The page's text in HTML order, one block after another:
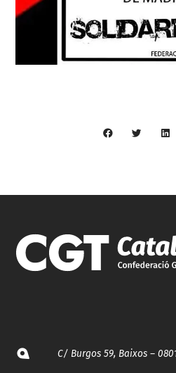
C/ Burgos 59, Baixos –